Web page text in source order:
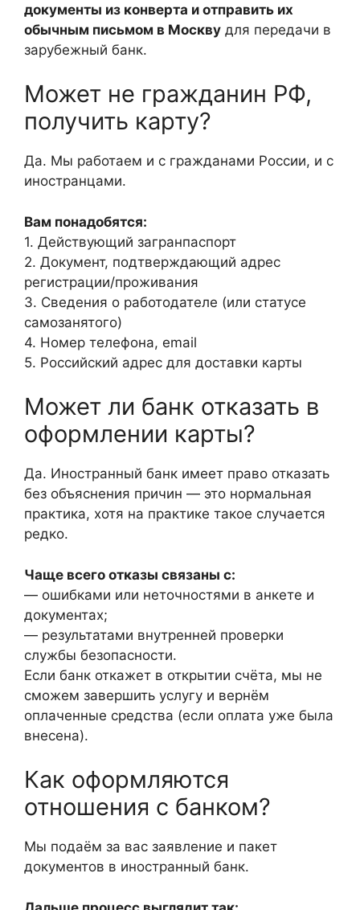
документы из конверта и отправить их
обычным письмом в Москву для передачи в
зарубежный банк.
Может не гражданин РФ,
получить карту?
Да. Мы работаем и с гражданами России, и с
иностранцами.
Вам понадобятся:
1. Действующий загранпаспорт
2. Документ, подтверждающий адрес
регистрации/проживания
3. Сведения о работодателе (или статусе
самозанятого)
4. Номер телефона, email
5. Российский адрес для доставки карты
Может ли банк отказать в
оформлении карты?
Да. Иностранный банк имеет право отказать
без объяснения причин — это нормальная
практика, хотя на практике такое случается
редко.
Чаще всего отказы связаны с:
— ошибками или неточностями в анкете и
документах;
— результатами внутренней проверки
службы безопасности.
Если банк откажет в открытии счёта, мы не
сможем завершить услугу и вернём
оплаченные средства (если оплата уже была
внесена).
Как оформляются
отношения с банком?
Мы подаём за вас заявление и пакет
документов в иностранный банк.